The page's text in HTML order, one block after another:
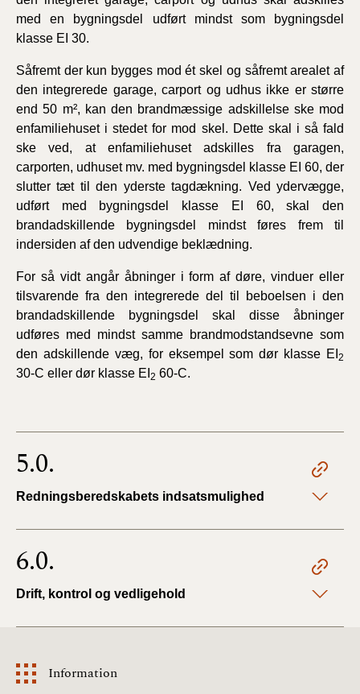
med en bygningsdel udført mindst som bygningsdel
klasse EI 30.
Såfremt der kun bygges mod ét skel og såfremt arealet af
den integrerede garage, carport og udhus ikke er større
end 50 m², kan den brandmæssige adskillelse ske mod
enfamiliehuset i stedet for mod skel. Dette skal i så fald
ske ved, at enfamiliehuset adskilles fra garagen,
carporten, udhuset mv. med bygningsdel klasse EI 60, der
slutter tæt til den yderste tagdækning. Ved ydervægge,
udført med bygningsdel klasse EI 60, skal den
brandadskillende bygningsdel mindst føres frem til
indersiden af den udvendige beklædning.
For så vidt angår åbninger i form af døre, vinduer eller
tilsvarende fra den integrerede del til beboelsen i den
brandadskillende bygningsdel skal disse åbninger
udføres med mindst samme brandmodstandsevne som
den adskillende væg, for eksempel som dør klasse EI 2
30-C eller dør klasse EI 2 60-C.
5.0.
Redningsberedskabets indsatsmulighed
6.0.
Drift, kontrol og vedligehold
Information